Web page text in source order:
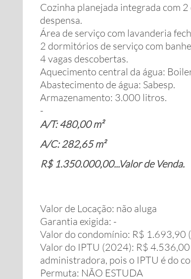
Cozinha planejada integrada com
despensa.
Área de serviço com lavanderia
2 dormitórios de serviço com
4 vagas descobertas.
Aquecimento central da água:
Abastecimento de água: Sabesp.
Armazenamento: 3.000 litros.
-
A/T: 480,00 m²
A/C: 282,65 m²
R$ 1.350.000,00...Valor de Venda.
Valor de Locação: não aluga
Garantia exigida: -
Valor do condomínio: R$ 1.693,90
Valor do IPTU (2024): R$
administradora, pois o IPTU é do
Permuta: NÃO ESTUDA